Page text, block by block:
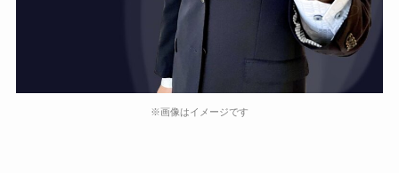
※画像はイメージです